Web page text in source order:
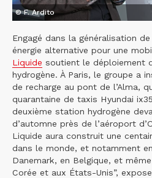
© F. Ardito
Engagé dans la généralisation
énergie alternative pour une
Liquide soutient le déploiement
hydrogène. À Paris, le groupe a
de recharge au pont de l’Alma,
quarantaine de taxis Hyundai
deuxième station hydrogène
d’automne près de l’aéroport
Liquide aura construit une
dans le monde, et notamment
Danemark, en Belgique, et
Corée et aux États-Unis”,